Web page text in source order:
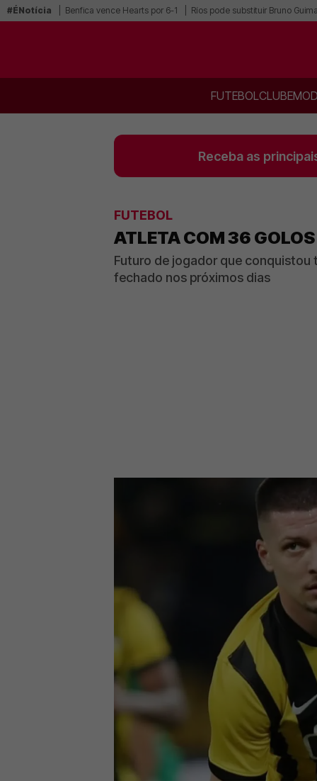
#ÉNotícia Benfica vence Hearts por 6-1 Ríos pode substituir Bruno
FUTEBOLCLUBE
Receba as
FUTEBOL
ATLETA COM 36 GOLOS
Futuro de jogador que
fechado nos próximos dias